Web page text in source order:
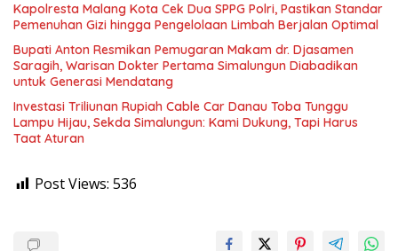
Kapolresta Malang Kota Cek Dua SPPG Polri, Pastikan Standar
Pemenuhan Gizi hingga Pengelolaan Limbah Berjalan Optimal
Bupati Anton Resmikan Pemugaran Makam dr. Djasamen
Saragih, Warisan Dokter Pertama Simalungun Diabadikan
untuk Generasi Mendatang
Investasi Triliunan Rupiah Cable Car Danau Toba Tunggu
Lampu Hijau, Sekda Simalungun: Kami Dukung, Tapi Harus
Taat Aturan
Post Views: 536